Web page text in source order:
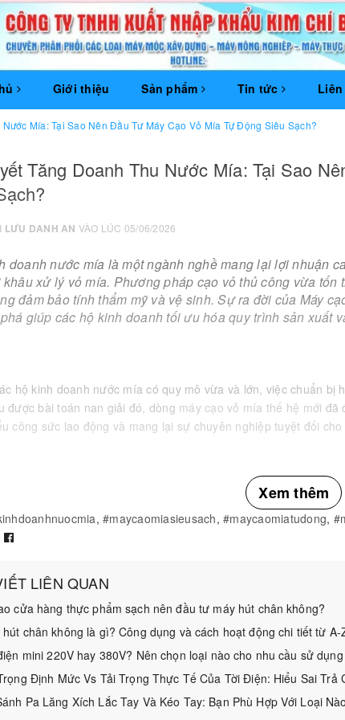
Giới thiệu Sản phẩm Tin tức
Mía: Tại Sao Nên Đầu Tư Máy Cạo Vỏ Mía Tự Động Siêu Sạch?
Tăng Doanh Thu Nước Mía: Tại Sao
LƯU DANH AN VÀO LÚC 05/06/2026
doanh nước mía là một ngành nghề mang lại lợi nhuận
khâu xử lý vỏ mía. Phương pháp cạo vỏ thủ công vừa tốn
đảm bảo tính thẩm mỹ và vệ sinh. Sự ra đời của Máy
giúp các hộ kinh doanh tối ưu hóa quy trình sản xuất
hộ kinh doanh nước mía có quy mô vừa và lớn, việc chuẩn bị
được bài toán nan giải đó, dòng máy cạo vỏ mía thế hệ mới đã
công sức lao động và mang lại sự chuyên nghiệp tuyệt đối
Lợi Ích Vượt Trội Của Máy Cạo Vỏ Mía Tự Động
Xem thêm
, #maycaomiasieusach, #maycaomiatudong,
LIÊN QUAN
cửa hàng thực phẩm sạch nên đầu tư máy hút chân không?
hút chân không là gì? Công dụng và cách hoạt động chi tiết từ A-
mini 220V hay 380V? Nên chọn loại nào cho nhu cầu sử
Định Mức Vs Tải Trọng Thực Tế Của Tời Điện: Hiểu Sai Trả
Pa Lăng Xích Lắc Tay Và Kéo Tay: Bạn Phù Hợp Với Loại